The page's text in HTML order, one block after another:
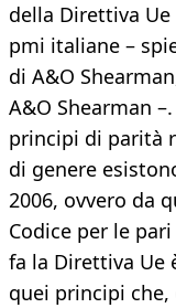
della Direttiva
pmi italiane –
di A&O
A&O Shearman
principi di parità
di genere
2006, ovvero da
Codice per le
fa la Direttiva Ue
quei principi